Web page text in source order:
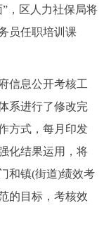
，区人力社保局将
员任职培训课
信息公开考核工
系进行了修改完
方式，每月印发
化结果运用，将
和镇(街道)绩效考
的目标，考核效